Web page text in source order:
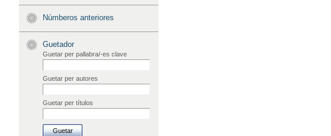
Númberos anteriores
Guetador
Guetar per pallabra/-es clave
Guetar per autores
Guetar per títulos